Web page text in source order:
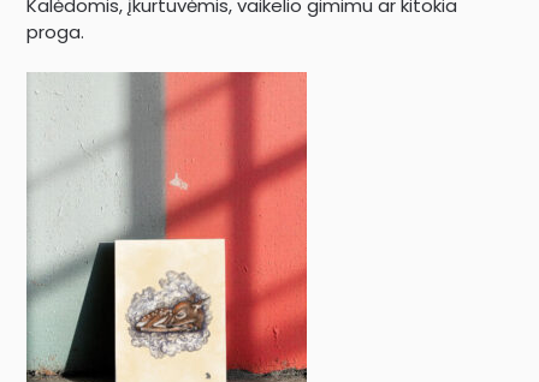
Kalėdomis, įkurtuvėmis, vaikelio gimimu ar kitokia
proga.